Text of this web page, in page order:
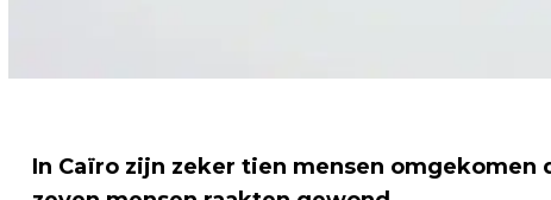
In Caïro zijn zeker tien mensen